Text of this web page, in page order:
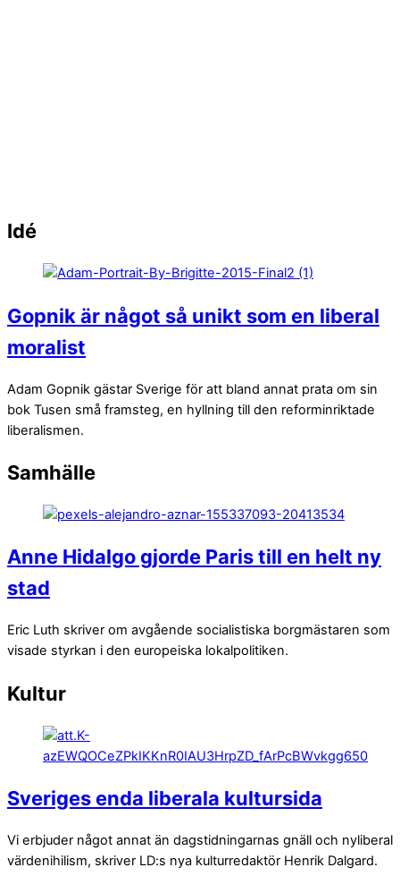
Idé
Gopnik är något så unikt som en liberal
moralist
Adam Gopnik gästar Sverige för att bland annat prata om sin
bok Tusen små framsteg, en hyllning till den reforminriktade
liberalismen.
Samhälle
Anne Hidalgo gjorde Paris till en helt ny
stad
Eric Luth skriver om avgående socialistiska borgmästaren som
visade styrkan i den europeiska lokalpolitiken.
Kultur
Sveriges enda liberala kultursida
Vi erbjuder något annat än dagstidningarnas gnäll och nyliberal
värdenihilism, skriver LD:s nya kulturredaktör Henrik Dalgard.